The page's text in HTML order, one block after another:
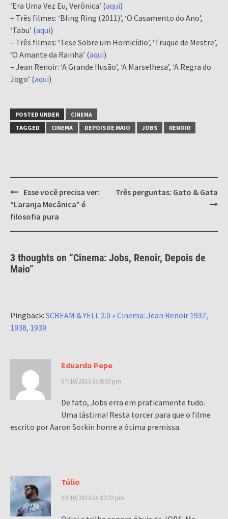
‘Era Uma Vez Eu, Verônica’ (aqui)
– Três filmes: ‘Bling Ring (2011)’, ‘O Casamento do Ano’,
‘Tabu’ (aqui)
– Três filmes: ‘Tese Sobre um Homicídio’, ‘Truque de Mestre’,
‘O Amante da Rainha’ (aqui)
– Jean Renoir: ‘A Grande Ilusão’, ‘A Marselhesa’, ‘A Regra do
Jogo’ (aqui)
POSTED UNDER
CINEMA
TAGGED
CINEMA DEPOIS DE MAIO JOBS RENOIR
Post
navigation
Esse você precisa ver:
“Laranja Mecânica” é
filosofia pura
Três perguntas: Gato & Gata
3 thoughts on “Cinema: Jobs, Renoir, Depois de
Maio”
Pingback: SCREAM & YELL 2.0 » Cinema: Jean Renoir 1937,
1938, 1939
Eduardo Pepe
07/10/2013 às 8:59 pm
De fato, Jobs erra em praticamente tudo.
Uma lástima! Resta torcer para que o filme
escrito por Aaron Sorkin honre a ótima premissa.
Túlio
03/10/2013 às 12:22 pm